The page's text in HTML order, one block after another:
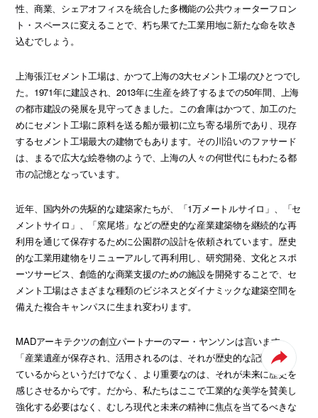
性、商業、シェアオフィスを統合した多機能の公共ウォーターフロン
ト・スペースに変えることで、朽ち果てた工業用地に新たな命を吹き
込むでしょう。
上海張江セメント工場は、かつて上海の3大セメント工場のひとつでし
た。1971年に建設され、2013年に生産を終了するまでの50年間、上海
の都市建設の発展を見守ってきました。この倉庫はかつて、加工のた
めにセメント工場に原料を送る船が最初に立ち寄る場所であり、現存
するセメント工場最大の建物でもあります。その川沿いのファサード
は、まるで広大な絵巻物のようで、上海の人々の何世代にもわたる都
市の記憶となっています。
近年、国内外の先駆的な建築家たちが、「1万メートルサイロ」、「セ
メントサイロ」、「窯尾塔」などの歴史的な産業建築物を継続的な再
利用を通じて保存するために公園群の設計を依頼されています。歴史
的な工業用建物をリニューアルして再利用し、研究開発、文化とスポ
ーツサービス、創造的な商業支援のための施設を開発することで、セ
メント工場はさまざまな種類のビジネスとダイナミックな建築空間を
備えた複合キャンパスに生まれ変わります。
MADアーキテクツの創立パートナーのマー・ヤンソンは言います。
「産業遺産が保存され、活用されるのは、それが歴史的な記憶を携え
ているからというだけでなく、より重要なのは、それが未来に歴史を
感じさせるからです。だから、私たちはここで工業的な美学を賛美し
強化する必要はなく、むしろ現代と未来の精神に焦点を当てるべきな